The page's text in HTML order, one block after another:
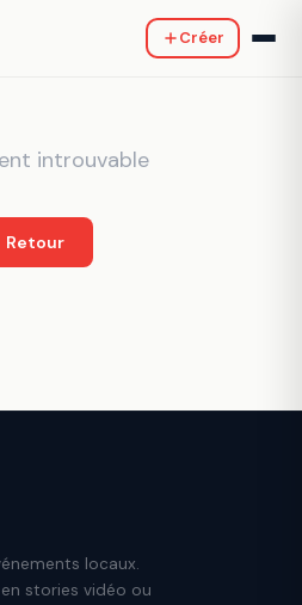
Créer
introuvable
Retour
locaux.
stories vidéo ou